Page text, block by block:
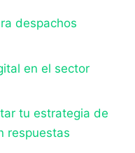
despachos
en el sector
tu estrategia de
respuestas